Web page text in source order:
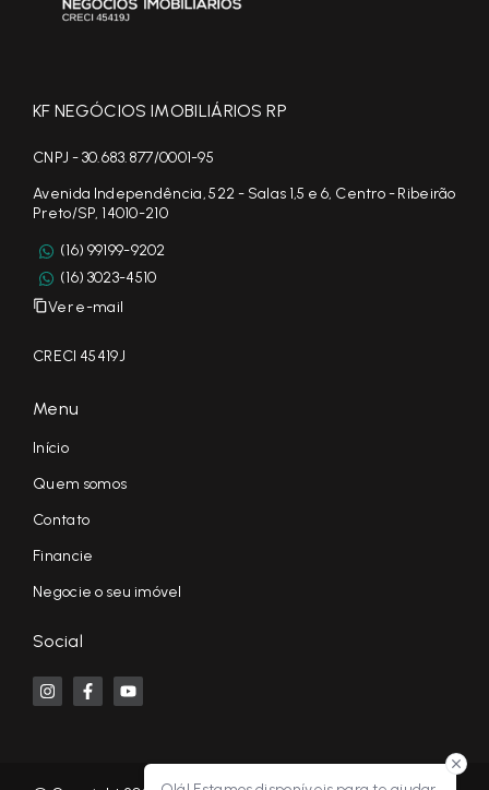
KF NEGÓCIOS IMOBILIÁRIOS RP
CNPJ - 30.683.877/0001-95
Avenida Independência, 522 - Salas 1,5 e 6, Centro - Ribeirão
Preto/SP, 14010-210
(16) 99199-9202
(16) 3023-4510
Ver e-mail
CRECI 45419J
Menu
Início
Quem somos
Contato
Financie
Negocie o seu imóvel
Social